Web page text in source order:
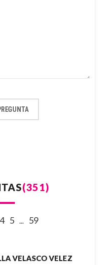
(351)
4 5 ... 59
VELASCO VELEZ